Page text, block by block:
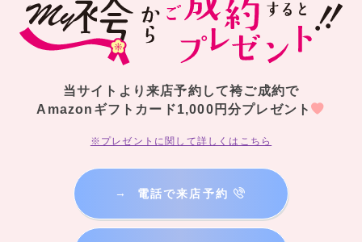
当サイトより来店予約して袴ご成約で
Amazonギフトカード1,000円分プレゼント
※プレゼントに関して詳しくはこちら
→ 電話で来店予約